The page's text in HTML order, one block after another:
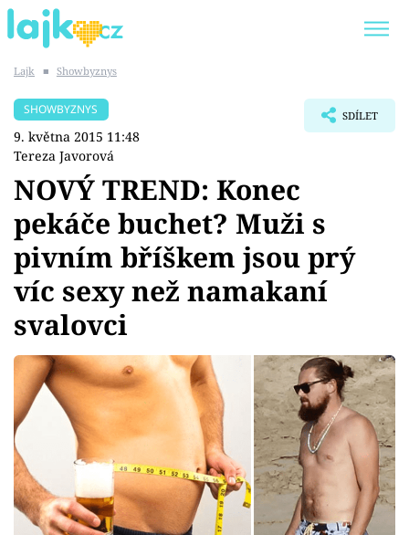
SHOPAHOLICADEL
Témata
Showbyznys
Youtubeři
Virály
Sex a vztahy
Videa
Sledujte prima+
Lajk ■ Showbyznys
SHOWBYZNYS
9. května 2015 11:48
Tereza Javorová
SDÍLET
NOVÝ TREND: Konec
pekáče buchet? Muži s
pivním bříškem jsou prý
víc sexy než namakaní
svalovci